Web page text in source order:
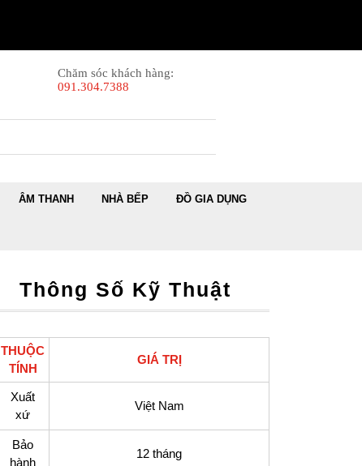
Chăm sóc khách hàng:
091.304.7388
ÂM THANH NHÀ BẾP ĐỒ GIA DỤNG
Thông Số Kỹ Thuật
THUỘC
TÍNH
GIÁ TRỊ
Xuất
xứ
Việt Nam
Bảo
hành
12 tháng